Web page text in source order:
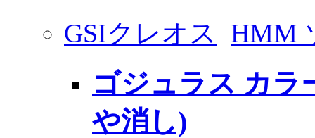
GSIクレオス HMM
ゴジュラス カラ
や消し)